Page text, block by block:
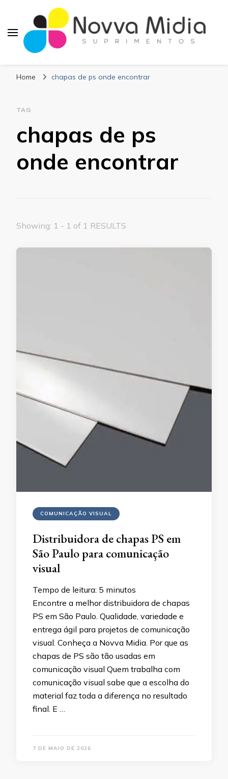
Suprimentos
Home chapas de ps onde encontrar
TAG
chapas de ps
onde encontrar
Showing: 1 - 1 of 1 RESULTS
COMUNICAÇÃO VISUAL
Distribuidora de chapas PS em
São Paulo para comunicação
visual
Tempo de leitura: 5 minutos
Encontre a melhor distribuidora de chapas
PS em São Paulo. Qualidade, variedade e
entrega ágil para projetos de comunicação
visual. Conheça a Novva Midia. Por que as
chapas de PS são tão usadas em
comunicação visual Quem trabalha com
comunicação visual sabe que a escolha do
material faz toda a diferença no resultado
final. E …
7 DE MAIO DE 2026